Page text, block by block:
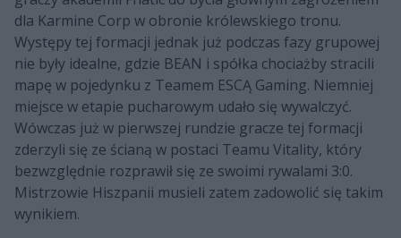
dla Karmine Corp w obronie królewskiego tronu.
Występy tej formacji jednak już podczas fazy grupowej
nie były idealne, gdzie BEAN i spółka chociażby stracili
mapę w pojedynku z Teamem ESCĄ Gaming. Niemniej
miejsce w etapie pucharowym udało się wywalczyć.
Wówczas już w pierwszej rundzie gracze tej formacji
zderzyli się ze ścianą w postaci Teamu Vitality, który
bezwzględnie rozprawił się ze swoimi rywalami 3:0.
Mistrzowie Hiszpanii musieli zatem zadowolić się takim
wynikiem.